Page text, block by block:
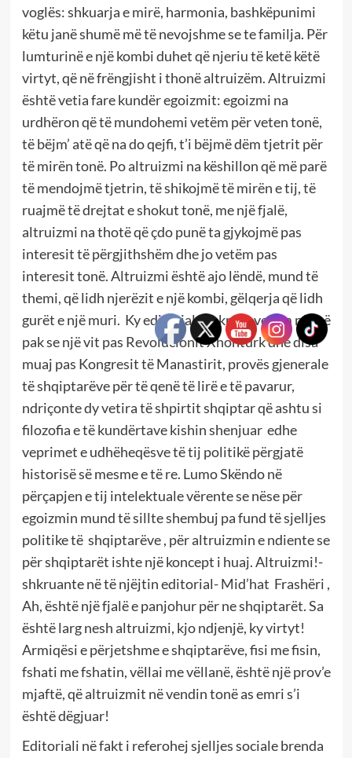
voglës: shkuarja e mirë, harmonia, bashkëpunimi
këtu janë shumë më të nevojshme se te familja. Për
lumturinë e një kombi duhet që njeriu të ketë këtë
virtyt, që në frëngjisht i thonë altruizëm. Altruizmi
është vetia fare kundër egoizmit: egoizmi na
urdhëron që të mundohemi vetëm për veten tonë,
të bëjm’ atë që na do qejfi, t’i bëjmë dëm tjetrit për
të mirën tonë. Po altruizmi na këshillon që më parë
të mendojmë tjetrin, të shikojmë të mirën e tij, të
ruajmë të drejtat e shokut tonë, me një fjalë,
altruizmi na thotë që çdo punë ta gjykojmë pas
interesit të përgjithshëm dhe jo vetëm pas
interesit tonë. Altruizmi është ajo lëndë, mund të
themi, që lidh njerëzit e një kombi, gëlqerja që lidh
gurët e një muri. Ky editorial i shkruar vetëm në më
pak se një vit pas Revolucionit Xhonturk dhe disa
muaj pas Kongresit të Manastirit, provës gjenerale
të shqiptarëve për të qenë të lirë e të pavarur,
ndriçonte dy vetira të shpirtit shqiptar që ashtu si
filozofia e të kundërtave kishin shenjuar edhe
veprimet e udhëheqësve të tij politikë përgjatë
historisë së mesme e të re. Lumo Skëndo në
përçapjen e tij intelektuale vërente se nëse për
egoizmin mund të sillte shembuj pa fund të sjelljes
politike të shqiptarëve , për altruizmin e ndiente se
për shqiptarët ishte një koncept i huaj. Altruizmi!-
shkruante në të njëjtin editorial- Mid’hat Frashëri ,
Ah, është një fjalë e panjohur për ne shqiptarët. Sa
është larg nesh altruizmi, kjo ndjenjë, ky virtyt!
Armiqësi e përjetshme e shqiptarëve, fisi me fisin,
fshati me fshatin, vëllai me vëllanë, është një prov’e
mjaftë, që altruizmit në vendin tonë as emri s’i
është dëgjuar!
Editoriali në fakt i referohej sjelljes sociale brenda